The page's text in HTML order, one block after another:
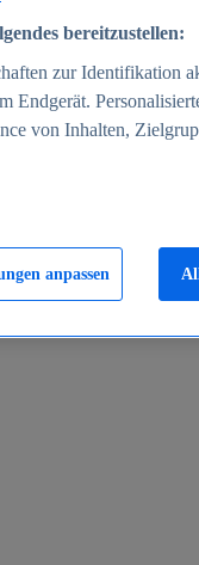
bereitzustellen:
zur Identifikation
Endgerät.
von Inhalten,
anpassen